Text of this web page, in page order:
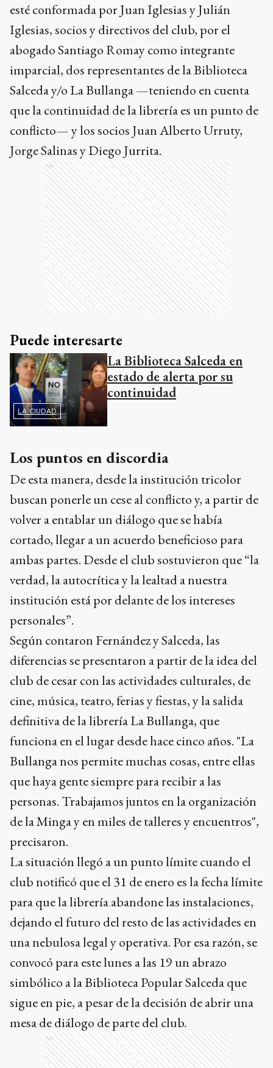
esté conformada por Juan Iglesias y Julián
Iglesias, socios y directivos del club, por el
abogado Santiago Romay como integrante
imparcial, dos representantes de la Biblioteca
Salceda y/o La Bullanga —teniendo en cuenta
que la continuidad de la librería es un punto de
conflicto— y los socios Juan Alberto Urruty,
Jorge Salinas y Diego Jurrita.
Ads
Puede interesarte
LA CIUDAD
La Biblioteca Salceda en
estado de alerta por su
continuidad
Los puntos en discordia
De esta manera, desde la institución tricolor
buscan ponerle un cese al conflicto y, a partir de
volver a entablar un diálogo que se había
cortado, llegar a un acuerdo beneficioso para
ambas partes. Desde el club sostuvieron que “la
verdad, la autocrítica y la lealtad a nuestra
institución está por delante de los intereses
personales”.
Según contaron Fernández y Salceda, las
diferencias se presentaron a partir de la idea del
club de cesar con las actividades culturales, de
cine, música, teatro, ferias y fiestas, y la salida
definitiva de la librería La Bullanga, que
funciona en el lugar desde hace cinco años. "La
Bullanga nos permite muchas cosas, entre ellas
que haya gente siempre para recibir a las
personas. Trabajamos juntos en la organización
de la Minga y en miles de talleres y encuentros",
precisaron.
La situación llegó a un punto límite cuando el
club notificó que el 31 de enero es la fecha límite
para que la librería abandone las instalaciones,
dejando el futuro del resto de las actividades en
una nebulosa legal y operativa. Por esa razón, se
convocó para este lunes a las 19 un abrazo
simbólico a la Biblioteca Popular Salceda que
sigue en pie, a pesar de la decisión de abrir una
mesa de diálogo de parte del club.
Ads